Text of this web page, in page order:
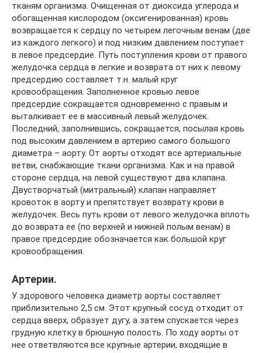
тканям организма. Очищенная от диоксида углерода и
обогащенная кислородом (оксигенированная) кровь
возвращается к сердцу по четырем легочным венам (две
из каждого легкого) и под низким давлением поступает
в левое предсердие. Путь поступления крови от правого
желудочка сердца в легкие и возврата от них к левому
предсердию составляет т.н. малый круг
кровообращения. Заполненное кровью левое
предсердие сокращается одновременно с правым и
выталкивает ее в массивный левый желудочек.
Последний, заполнившись, сокращается, посылая кровь
под высоким давлением в артерию самого большого
диаметра – аорту. От аорты отходят все артериальные
ветви, снабжающие ткани организма. Как и на правой
стороне сердца, на левой существуют два клапана.
Двустворчатый (митральный) клапан направляет
кровоток в аорту и препятствует возврату крови в
желудочек. Весь путь крови от левого желудочка вплоть
до возврата ее (по верхней и нижней полым венам) в
правое предсердие обозначается как большой круг
кровообращения.
Артерии.
У здорового человека диаметр аорты составляет
приблизительно 2,5 см. Этот крупный сосуд отходит от
сердца вверх, образует дугу, а затем спускается через
грудную клетку в брюшную полость. По ходу аорты от
нее ответвляются все крупные артерии, входящие в